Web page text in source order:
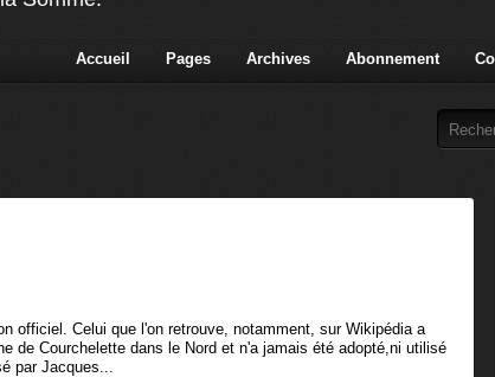
Accueil Pages Archives Abonnement
officiel. Celui que l'on retrouve, notamment, sur Wikipédia a
de Courchelette dans le Nord et n'a jamais été adopté,ni utilisé
par Jacques...